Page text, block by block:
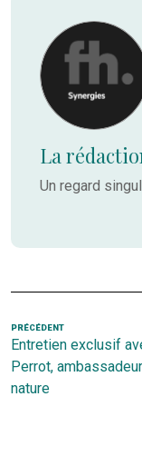
La
Un regard
Navigation
de
l’article
Article
précédent
PRÉCÉDENT
Entretien exclusif
Perrot,
nature